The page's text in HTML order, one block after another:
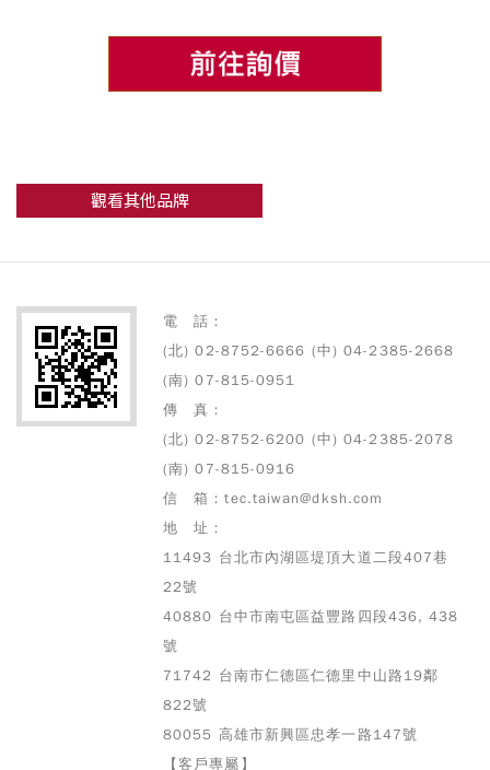
觀看其他品牌
電 話：
(北) 02-8752-6666 (中) 04-2385-2668
(南) 07-815-0951
傳 真：
(北) 02-8752-6200 (中) 04-2385-2078
(南) 07-815-0916
信 箱：tec.taiwan@dksh.com
地 址：
11493 台北市內湖區堤頂大道二段407巷
22號
40880 台中市南屯區益豐路四段436, 438
號
71742 台南市仁德區仁德里中山路19鄰
822號
80055 高雄市新興區忠孝一路147號
【客戶專屬】